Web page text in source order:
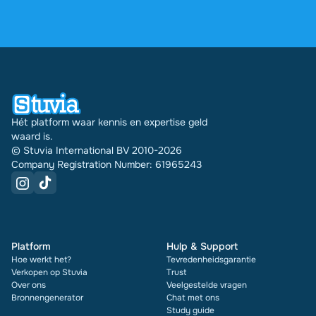
Hét platform waar kennis en expertise geld
waard is.
© Stuvia International BV 2010-2026
Company Registration Number: 61965243
Platform
Hoe werkt het?
Verkopen op Stuvia
Over ons
Bronnengenerator
Hulp & Support
Tevredenheidsgarantie
Trust
Veelgestelde vragen
Chat met ons
Study guide